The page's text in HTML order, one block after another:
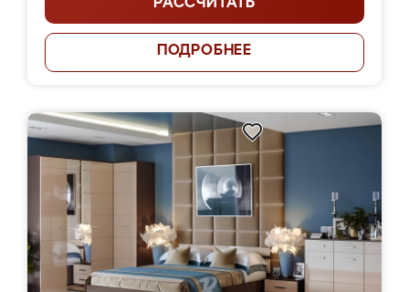
РАССЧИТАТЬ
ПОДРОБНЕЕ